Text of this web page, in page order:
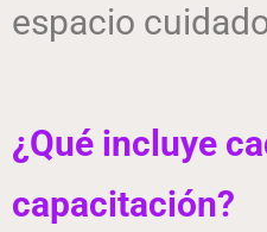
espacio
¿Qué incluye
capacitación?